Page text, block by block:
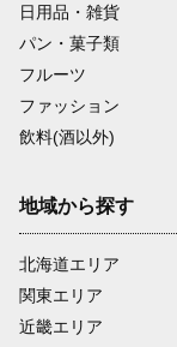
日用品・雑貨
パン・菓子類
フルーツ
ファッション
飲料(酒以外)
地域から探す
北海道エリア
関東エリア
近畿エリア